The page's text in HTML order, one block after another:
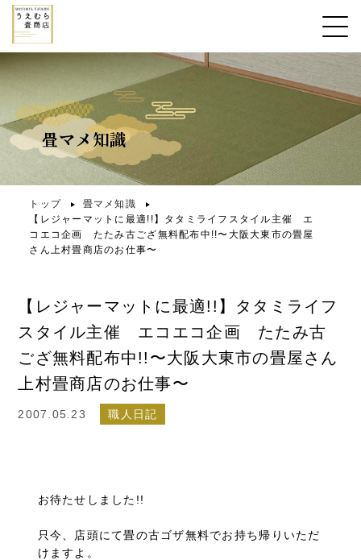
畳マメ知識
トップ
畳マメ知識
【レジャーマットに最適!!】タタミライフスタイル主催 エ
コエコ企画 たたみ古ござ無料配布中!!〜大阪大東市の畳屋
さん上村畳商店のお仕事〜
【レジャーマットに最適!!】タタミライフ
スタイル主催 エコエコ企画 たたみ古
ござ無料配布中!!〜大阪大東市の畳屋さん
上村畳商店のお仕事〜
2007.05.23 職人日記
お待たせしました!!
只今、店頭にて畳の古ゴザ無料でお持ち帰りいただ
けますよ。